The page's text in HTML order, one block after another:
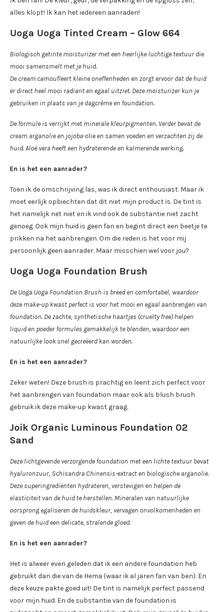
alles klopt! Ik kan het iedereen aanraden!
Uoga Uoga Tinted Cream – Glow 664
Biologisch getinte moisturizer met een heerlijke luchtige textuur die
mooi samensmelt met je huid.
De cream camoufleert kleine oneffenheden en zorgt ervoor dat de huid
er direct heel mooi radiant en egaal uitziet. Deze moisturizer kun je
gebruiken in plaats van je dagcrème en foundation.
De formule is verrijkt met minerale kleurpigmenten. Verder bevat de
cream arganolie en jojoba-olie en samen voeden en verzachten zij de
huid. Aloë vera heeft een hydraterende en kalmerende werking.
En is het een aanrader?
Toen ik de omschrijving las, was ik direct enthousiast. Maar ik
moet eerlijk opbiechten dat dit niet mijn product is. De tint is
het namelijk net niet en ik vind ook de substantie niet zacht
genoeg. Ook mijn huid is geen fan en begint direct een beetje te
prikken na het aanbrengen. Om die reden is het voor mij
persoonlijk geen aanrader. Maar misschien wel voor jou?
Uoga Uoga Foundation Brush
De Uoga Uoga Foundation Brush is breed en comfortabel, waardoor
deze make-up kwast perfect is voor het mooi en egaal aanbrengen van
foundation. De zachte, synthetische haartjes (cruelty free) helpen
liquid en poeder formules gemakkelijk te blenden, waardoor een
natuurlijke look snel gecreëerd kan worden.
En is het een aanrader?
Zeker weten! Deze brush is prachtig en leent zich perfect voor
het aanbrengen van foundation maar ook als blush brush
gebruik ik deze make-up kwast graag.
Joik Organic Luminous Foundation 02
Sand
Deze lichtgevende verzorgende foundation met een lichte textuur bevat
hyaluronzuur, Schisandra Chinensis-extract en biologische arganolie.
Deze superingrediënten hydrateren, verstevigen en helpen de
elasticiteit van de huid te herstellen. Mineralen van natuurlijke
oorsprong egaliseren de huidskleur, vervagen onvolkomenheden en
geven de huid een delicate, stralende gloed.
En is het een aanrader?
Het is alweer even geleden dat ik een andere foundation heb
gebruikt dan die van de Hema (waar ik al jaren fan van ben). En
deze keuze pakte goed uit! De tint is namelijk perfect passend
voor mijn huid. En de substantie van de foundation is